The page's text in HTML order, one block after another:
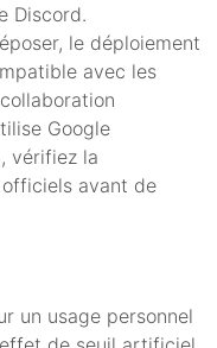
Discord.
le déploiement
avec les
Google
vérifiez la
avant de
un usage personnel